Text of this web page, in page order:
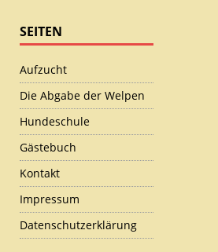
SEITEN
Aufzucht
Die Abgabe der Welpen
Hundeschule
Gästebuch
Kontakt
Impressum
Datenschutzerklärung